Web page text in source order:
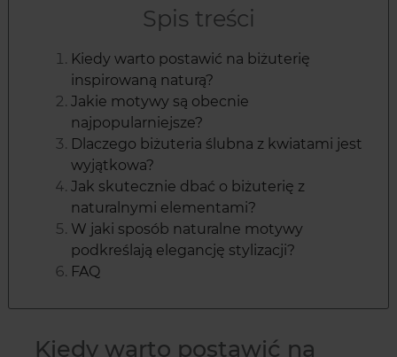
Spis treści
Kiedy warto postawić na biżuterię
inspirowaną naturą?
Jakie motywy są obecnie
najpopularniejsze?
Dlaczego biżuteria ślubna z kwiatami jest
wyjątkowa?
Jak skutecznie dbać o biżuterię z
naturalnymi elementami?
W jaki sposób naturalne motywy
podkreślają elegancję stylizacji?
FAQ
Kiedy warto postawić na